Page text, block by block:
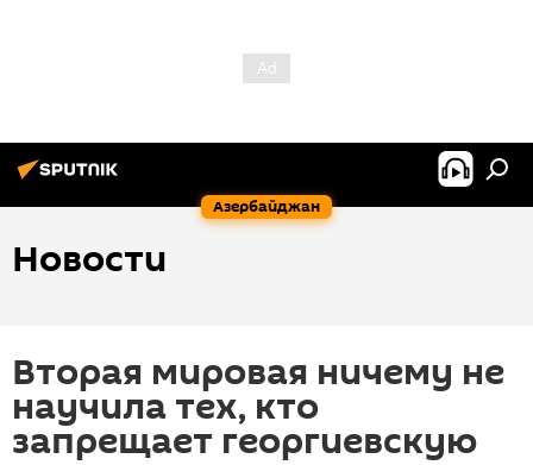
Азербайджан
Новости
Вторая мировая ничему не
научила тех, кто
запрещает георгиевскую